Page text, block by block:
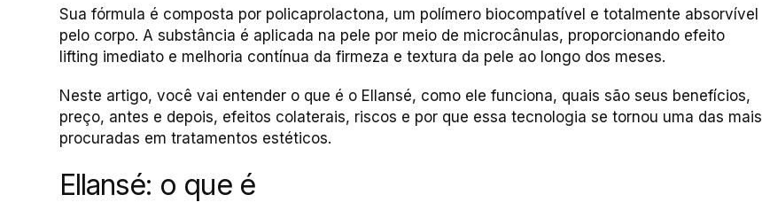
Sua fórmula é composta por policaprolactona, um polímero biocompatível e totalmente absorvível
pelo corpo. A substância é aplicada na pele por meio de microcânulas, proporcionando efeito
lifting imediato e melhoria contínua da firmeza e textura da pele ao longo dos meses.
Neste artigo, você vai entender o que é o Ellansé, como ele funciona, quais são seus benefícios,
preço, antes e depois, efeitos colaterais, riscos e por que essa tecnologia se tornou uma das mais
procuradas em tratamentos estéticos.
Ellansé: o que é